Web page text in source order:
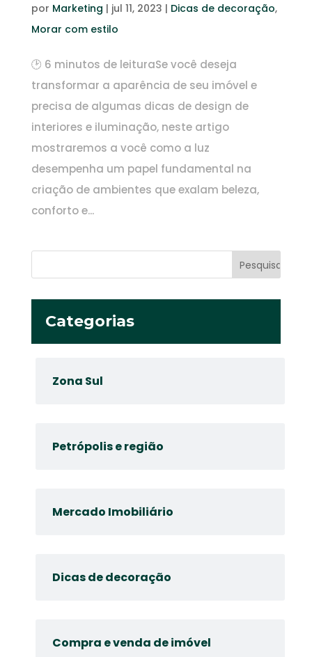
por Marketing | jul 11, 2023 | Dicas de decoração,
Morar com estilo
🕑 6 minutos de leituraSe você deseja
transformar a aparência de seu imóvel e
precisa de algumas dicas de design de
interiores e iluminação, neste artigo
mostraremos a você como a luz
desempenha um papel fundamental na
criação de ambientes que exalam beleza,
conforto e...
Categorias
Zona Sul
Petrópolis e região
Mercado Imobiliário
Dicas de decoração
Compra e venda de imóvel